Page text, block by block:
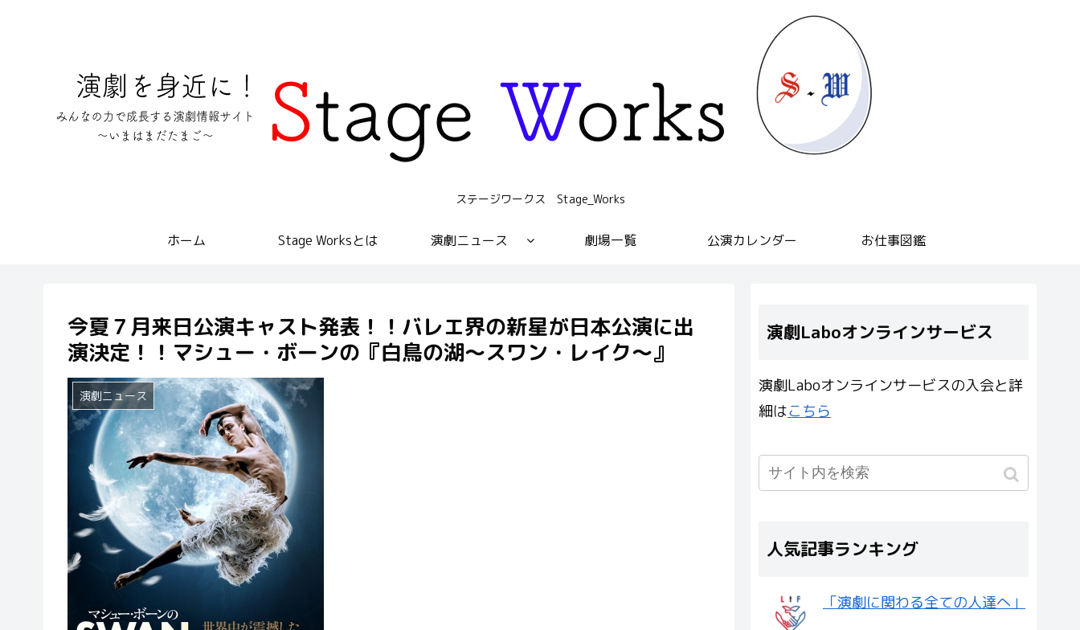
ステージワークス Stage_Works
ホーム Stage Worksとは 演劇ニュース 劇場一覧 公演カレンダー お仕事図鑑
今夏７月来日公演キャスト発表！！バレエ界の新星が日本公演に出
演決定！！マシュー・ボーンの『白鳥の湖～スワン・レイク～』
演劇ニュース
演劇Laboオンラインサービス
演劇Laboオンラインサービスの入会と詳
細はこちら
人気記事ランキング
「演劇に関わる全ての人達へ」